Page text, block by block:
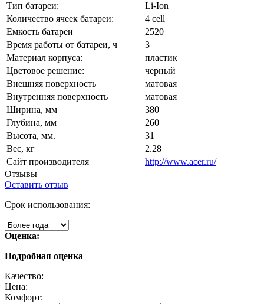
Тип батареи:
Li-Ion
Количество ячеек батареи:
4 cell
Емкость батареи
2520
Время работы от батареи, ч
3
Материал корпуса:
пластик
Цветовое решение:
черный
Внешняя поверхность
матовая
Внутренняя поверхность
матовая
Ширина, мм
380
Глубина, мм
260
Высота, мм.
31
Вес, кг
2.28
Сайт производителя
http://www.acer.ru/
Отзывы
Оставить отзыв
Срок использования:
Оценка:
Подробная оценка
Качество:
Цена:
Комфорт: